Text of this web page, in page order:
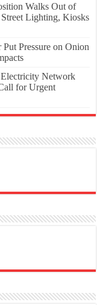
Walks Out of
Lighting, Kiosks
Pressure on Onion
Electricity Network
for Urgent